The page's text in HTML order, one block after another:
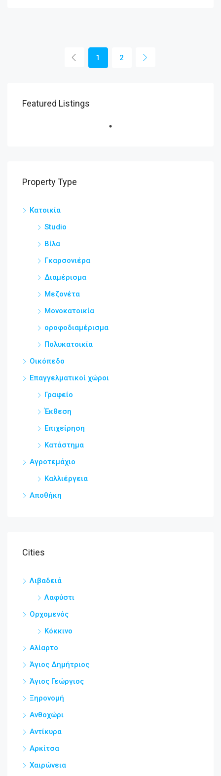
1 2
Featured Listings
Property Type
Κατοικία
Studio
Βίλα
Γκαρσονιέρα
Διαμέρισμα
Μεζονέτα
Μονοκατοικία
οροφοδιαμέρισμα
Πολυκατοικία
Οικόπεδο
Επαγγελματικοί χώροι
Γραφείο
Έκθεση
Επιχείρηση
Κατάστημα
Αγροτεμάχιο
Καλλιέργεια
Αποθήκη
Cities
Λιβαδειά
Λαφύστι
Ορχομενός
Κόκκινο
Αλίαρτο
Άγιος Δημήτριος
Άγιος Γεώργιος
Ξηρονομή
Ανθοχώρι
Αντίκυρα
Αρκίτσα
Χαιρώνεια